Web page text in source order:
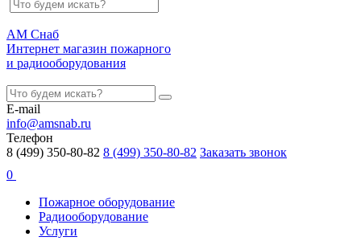
АМ Снаб
Интернет магазин пожарного
и радиооборудования
E-mail
info@amsnab.ru
Телефон
8 (499) 350-80-82 8 (499) 350-80-82 Заказать звонок
0
Пожарное оборудование
Радиооборудование
Услуги